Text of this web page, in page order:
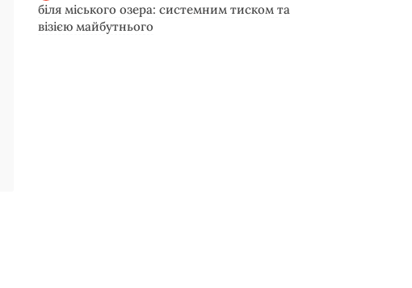
біля міського озера: системним тиском та
візією майбутнього